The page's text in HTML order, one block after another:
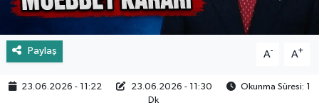
Paylaş A- A+
23.06.2026 - 11:22 23.06.2026 - 11:30
Okunma Süresi: 1
Dk